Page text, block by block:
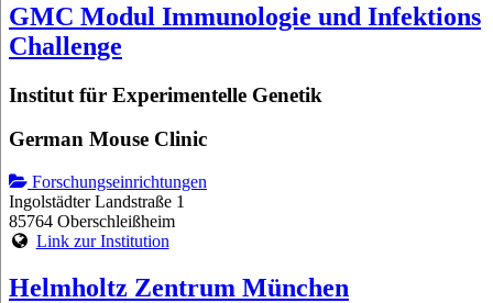
GMC Modul Immunologie und Infektions
Challenge
Institut für Experimentelle Genetik
German Mouse Clinic
Forschungseinrichtungen
Ingolstädter Landstraße 1
85764 Oberschleißheim
Link zur Institution
Helmholtz Zentrum München